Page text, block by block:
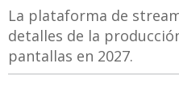
​​​​​​​La plataforma de
detalles de la
pantallas en 2027.